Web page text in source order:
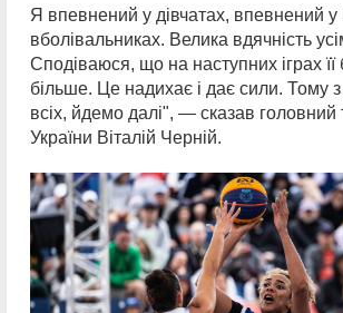
Я впевнений у дівчатах, впевнений
вболівальниках. Велика вдячність
Сподіваюся, що на наступних іграх
більше. Це надихає і дає сили. Тому
всіх, йдемо далі", — сказав головний
України Віталій Черній.